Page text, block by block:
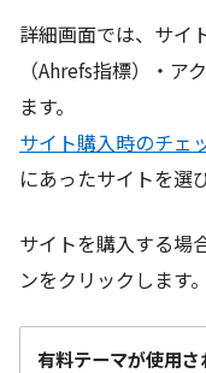
詳細画面では、サイ
（Ahrefs指標）・
ます。
サイト購入時のチェ
にあったサイトを選
サイトを購入する場
ンをクリックします。
有料テーマが使用